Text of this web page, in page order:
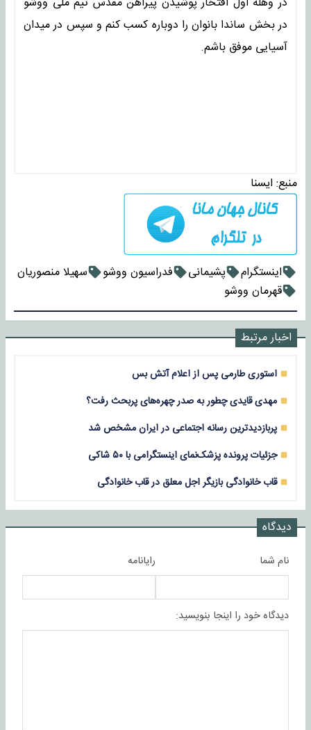
در بخش ساندا بانوان را دوباره کسب کنم و سپس در میدان
آسیایی موفق باشم.
منبع: ايسنا
اینستگرام پشیمانی فدراسیون ووشو
سهیلا منصوریان
قهرمان ووشو
اخبار مرتبط
استوری طارمی پس از اعلام آتش بس
مهدی قایدی چطور به صدر چهره‌های پربحث رفت؟
پربازدیدترین رسانه اجتماعی در ایران مشخص شد
جزئیات پرونده پزشک‌نمای اینستگرامی با ۵۰ شاکی
قاب خانوادگی بازیگر اجل معلق در قاب خانوادگی
دیدگاه
نام شما رایانامه
دیدگاه خود را اینجا بنویسید: